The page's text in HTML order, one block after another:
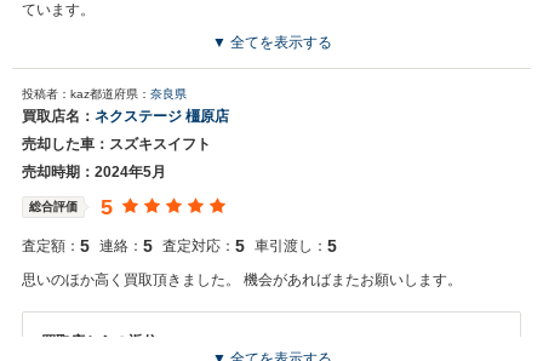
ています。
買取店からの返信
お世話になっております。 株式会社ネクステージでございます。 この
度はネクステージをご利用いただきまして誠にありがとうございまし
た。 弊社ではスイフトのようなコンパクトカーの専門店を展開してい
る関係もあり、大変得意な車種となっております。コンパクトカーの
め、また機会がございましたら是非お力添えできれば幸いでございま
す。 今後とも宜しくお願い申し上げます。
▼ 全てを表示する
投稿者：kaz都道府県： 奈良県
買取店名： ネクステージ 橿原店
売却した車：スズキスイフト
売却時期：2024年5月
総合評価 5
査定額： 5 連絡： 5 査定対応： 5 車引渡し： 5
思いのほか高く買取頂きました。 機会があればまたお願いします。
買取店からの返信